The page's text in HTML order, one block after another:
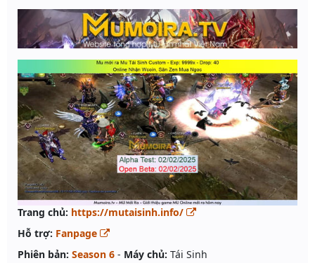
Trang chủ: https://mutaisinh.info/
Hỗ trợ: Fanpage
Phiên bản: Season 6 - Máy chủ: Tái Sinh